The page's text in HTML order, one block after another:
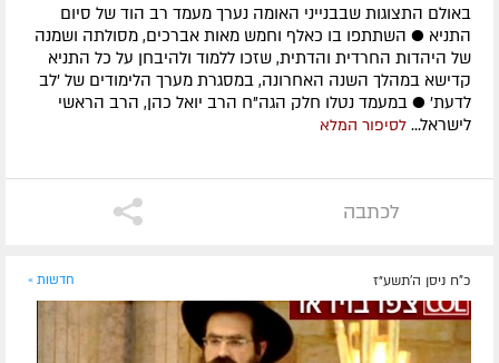
באולם התצוגות שבבנייני האומה נערך מעמד רב הוד של סיום
התניא ● השתתפו בו כאלף וחמש מאות אברכים, מסולתה ושמנה
של היהדות החרדית והדתית, שזכו ללמוד ולהיבחן על כל התניא
קדישא במהלך השנה האחרונה, במסגרת מערך הלימודים של 'לב
לדעת' ● במעמד נטלו חלק הגה"ח הרב יואל כהן, הרב הראשי
לישראל... לסיפור המלא
לכתבה
כ"ח ניסן ה׳תשע״ז חדשות »